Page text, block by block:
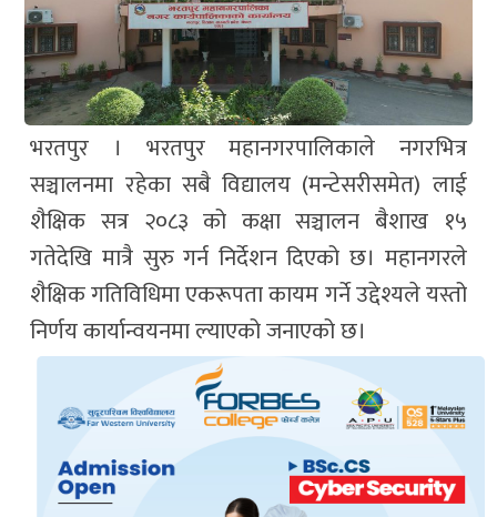
भरतपुर । भरतपुर महानगरपालिकाले नगरभित्र
सञ्चालनमा रहेका सबै विद्यालय (मन्टेसरीसमेत) लाई
शैक्षिक सत्र २०८३ को कक्षा सञ्चालन बैशाख १५
गतेदेखि मात्रै सुरु गर्न निर्देशन दिएको छ। महानगरले
शैक्षिक गतिविधिमा एकरूपता कायम गर्ने उद्देश्यले यस्तो
निर्णय कार्यान्वयनमा ल्याएको जनाएको छ।